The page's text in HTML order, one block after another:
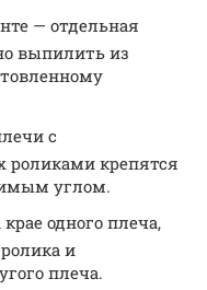
— отдельная
выпилить из
с
роликами крепятся
углом.
одного плеча,
и
плеча.